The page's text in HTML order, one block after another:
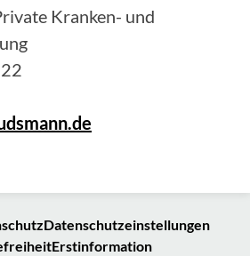
Kranken- und
Datenschutzeinstellungen
Erstinformation